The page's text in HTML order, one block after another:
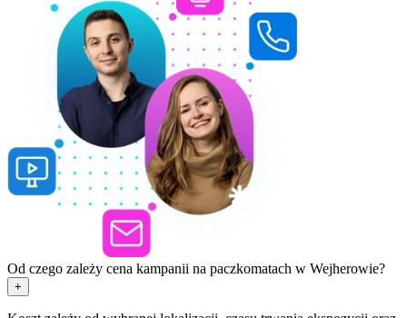
Od czego zależy cena kampanii na paczkomatach w Wejherowie?
+